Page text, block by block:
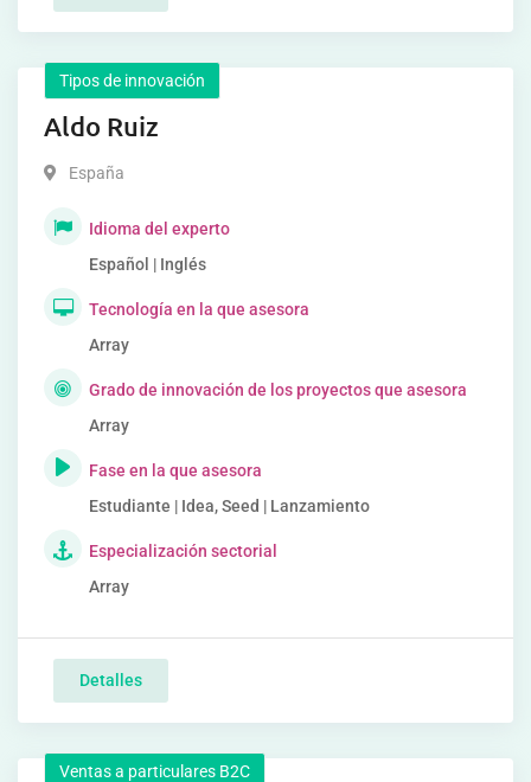
Tipos de innovación
Aldo Ruiz
España
Idioma del experto
Español | Inglés
Tecnología en la que asesora
Array
Grado de innovación de los proyectos que asesora
Array
Fase en la que asesora
Estudiante | Idea, Seed | Lanzamiento
Especialización sectorial
Array
Detalles
Ventas a particulares B2C